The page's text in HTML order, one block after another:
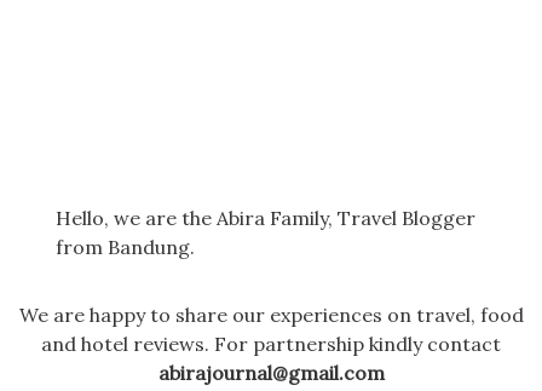
Hello, we are the Abira Family, Travel Blogger
from Bandung.
We are happy to share our experiences on travel, food
and hotel reviews. For partnership kindly contact
abirajournal@gmail.com